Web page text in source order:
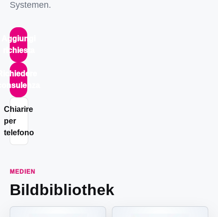
Systemen.
Aggiungi
richiesta
Chiarire
per
telefono
MEDIEN
Bildbibliothek